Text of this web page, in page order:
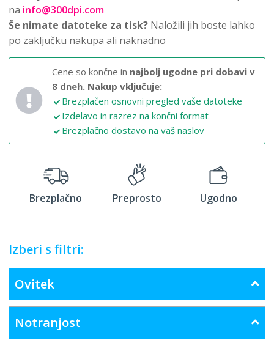
na info@300dpi.com
Še nimate datoteke za tisk? Naložili jih boste lahko
po zaključku nakupa ali naknadno
Cene so končne in najbolj ugodne pri dobavi v
8 dneh. Nakup vključuje:
Brezplačen osnovni pregled vaše datoteke
Izdelavo in razrez na končni format
Brezplačno dostavo na vaš naslov
Brezplačno Preprosto Ugodno
Izberi s filtri:
Ovitek
Notranjost